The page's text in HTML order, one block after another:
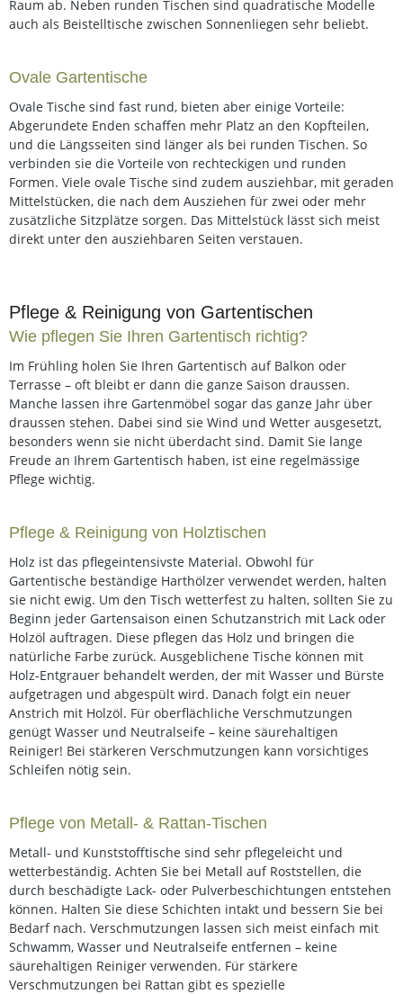
Raum ab. Neben runden Tischen sind quadratische Modelle
auch als Beistelltische zwischen Sonnenliegen sehr beliebt.
Ovale Gartentische
Ovale Tische sind fast rund, bieten aber einige Vorteile:
Abgerundete Enden schaffen mehr Platz an den Kopfteilen,
und die Längsseiten sind länger als bei runden Tischen. So
verbinden sie die Vorteile von rechteckigen und runden
Formen. Viele ovale Tische sind zudem ausziehbar, mit geraden
Mittelstücken, die nach dem Ausziehen für zwei oder mehr
zusätzliche Sitzplätze sorgen. Das Mittelstück lässt sich meist
direkt unter den ausziehbaren Seiten verstauen.
Pflege & Reinigung von Gartentischen
Wie pflegen Sie Ihren Gartentisch richtig?
Im Frühling holen Sie Ihren Gartentisch auf Balkon oder
Terrasse – oft bleibt er dann die ganze Saison draussen.
Manche lassen ihre Gartenmöbel sogar das ganze Jahr über
draussen stehen. Dabei sind sie Wind und Wetter ausgesetzt,
besonders wenn sie nicht überdacht sind. Damit Sie lange
Freude an Ihrem Gartentisch haben, ist eine regelmässige
Pflege wichtig.
Pflege & Reinigung von Holztischen
Holz ist das pflegeintensivste Material. Obwohl für
Gartentische beständige Harthölzer verwendet werden, halten
sie nicht ewig. Um den Tisch wetterfest zu halten, sollten Sie zu
Beginn jeder Gartensaison einen Schutzanstrich mit Lack oder
Holzöl auftragen. Diese pflegen das Holz und bringen die
natürliche Farbe zurück. Ausgeblichene Tische können mit
Holz-Entgrauer behandelt werden, der mit Wasser und Bürste
aufgetragen und abgespült wird. Danach folgt ein neuer
Anstrich mit Holzöl. Für oberflächliche Verschmutzungen
genügt Wasser und Neutralseife – keine säurehaltigen
Reiniger! Bei stärkeren Verschmutzungen kann vorsichtiges
Schleifen nötig sein.
Pflege von Metall- & Rattan-Tischen
Metall- und Kunststofftische sind sehr pflegeleicht und
wetterbeständig. Achten Sie bei Metall auf Roststellen, die
durch beschädigte Lack- oder Pulverbeschichtungen entstehen
können. Halten Sie diese Schichten intakt und bessern Sie bei
Bedarf nach. Verschmutzungen lassen sich meist einfach mit
Schwamm, Wasser und Neutralseife entfernen – keine
säurehaltigen Reiniger verwenden. Für stärkere
Verschmutzungen bei Rattan gibt es spezielle